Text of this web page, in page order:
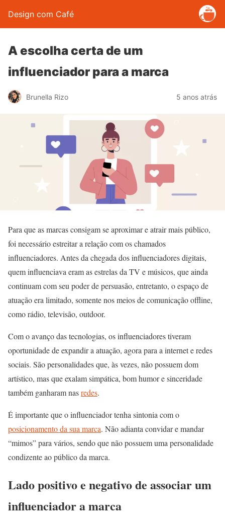
Design com Café
A escolha certa de um
influenciador para a marca
Brunella Rizo 5 anos atrás
Para que as marcas consigam se aproximar e atrair mais público,
foi necessário estreitar a relação com os chamados
influenciadores. Antes da chegada dos influenciadores digitais,
quem influenciava eram as estrelas da TV e músicos, que ainda
continuam com seu poder de persuasão, entretanto, o espaço de
atuação era limitado, somente nos meios de comunicação offline,
como rádio, televisão, outdoor.
Com o avanço das tecnologias, os influenciadores tiveram
oportunidade de expandir a atuação, agora para a internet e redes
sociais. São personalidades que, às vezes, não possuem dom
artístico, mas que exalam simpática, bom humor e sinceridade
também ganharam nasredes.
É importante que o influenciador tenha sintonia com o
posicionamento da sua marca. Não adianta convidar e mandar
“mimos” para vários, sendo que não possuem uma personalidade
condizente ao público da marca.
Lado positivo e negativo de associar um
influenciador a marca